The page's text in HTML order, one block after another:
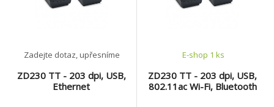
ZD230 TT - 203 dpi, USB,
Ethernet
Zadejte dotaz, upřesníme
ZD230 TT - 203 dpi, USB,
802.11ac Wi-Fi, Bluetooth
E-shop 1 ks